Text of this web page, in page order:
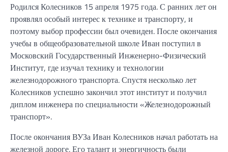
Родился Колесников 15 апреля 1975 года. С ранних лет он
проявлял особый интерес к технике и транспорту, и
поэтому выбор профессии был очевиден. После окончания
учебы в общеобразовательной школе Иван поступил в
Московский Государственный Инженерно-Физический
Институт, где изучал технику и технологии
железнодорожного транспорта. Спустя несколько лет
Колесников успешно закончил этот институт и получил
диплом инженера по специальности «Железнодорожный
транспорт».
После окончания ВУЗа Иван Колесников начал работать на
железной дороге. Его талант и энергичность были